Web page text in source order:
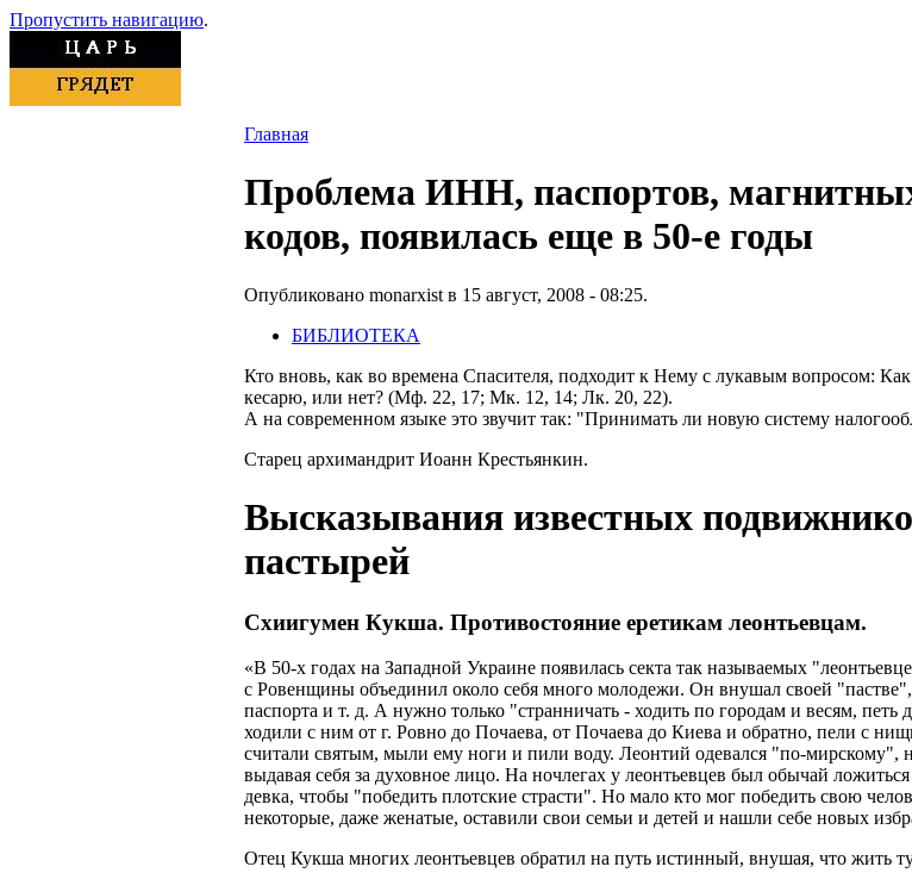
Пропустить навигацию.
Главная
Проблема ИНН, паспортов,
кодов, появилась еще в 50-е годы
Опубликовано monarxist в 15 август, 2008 - 08:25.
БИБЛИОТЕКА
Кто вновь, как во времена Спасителя, подходит к Нему с лукавым вопросом:
кесарю, или нет? (Мф. 22, 17; Мк. 12, 14; Лк. 20, 22).
А на современном языке это звучит так: "Принимать ли новую систему
Старец архимандрит Иоанн Крестьянкин.
Высказывания известных
пастырей
Схиигумен Кукша. Противостояние еретикам леонтьевцам.
«В 50-х годах на Западной Украине появилась секта так называемых "
с Ровенщины объединил около себя много молодежи. Он внушал своей
паспорта и т. д. А нужно только "странничать - ходить по городам и весям,
ходили с ним от г. Ровно до Почаева, от Почаева до Киева и обратно, пели с
считали святым, мыли ему ноги и пили воду. Леонтий одевался "по-мирскому",
выдавая себя за духовное лицо. На ночлегах у леонтьевцев был обычай
девка, чтобы "победить плотские страсти". Но мало кто мог победить свою
некоторые, даже женатые, оставили свои семьи и детей и нашли себе новых
Отец Кукша многих леонтьевцев обратил на путь истинный, внушая, что жить